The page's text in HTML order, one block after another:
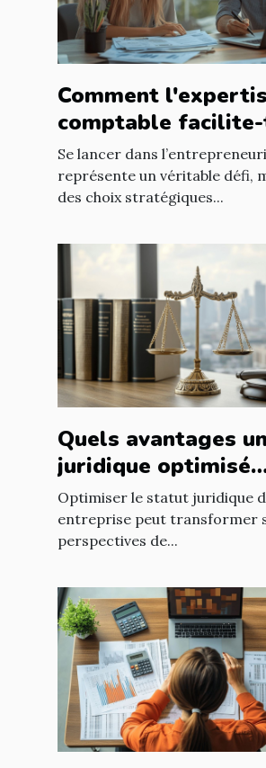
Comment
comptable
le succès des
entrepreneurs ?
Se lancer dans
représente un véritable défi,
des choix stratégiques...
Quels avantages
juridique optimisé
apporte-t-il à
entreprise ?
Optimiser le statut juridique
entreprise peut transformer
perspectives de...